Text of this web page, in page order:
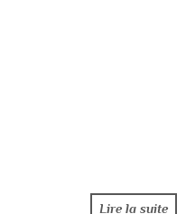
Lire la suite